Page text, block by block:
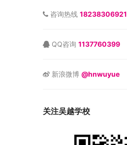
咨询热线 18238306921
QQ咨询 1137760399
新浪微博 @hnwuyue
关注吴越学校